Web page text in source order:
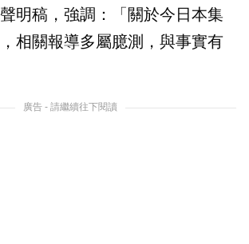
明稿，強調：「關於今日本集
相關報導多屬臆測，與事實有
廣告 - 請繼續往下閱讀